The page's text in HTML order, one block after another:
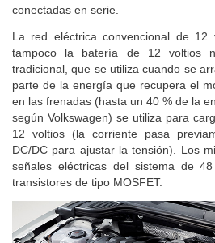
conectadas en serie.
La red eléctrica convencional de 12
tampoco la batería de 12 voltios
tradicional, que se utiliza cuando se
parte de la energía que recupera el
en las frenadas (hasta un 40 % de la
según Volkswagen) se utiliza para
12 voltios (la corriente pasa
DC/DC para ajustar la tensión). Los
señales eléctricas del sistema de
transistores de tipo MOSFET.